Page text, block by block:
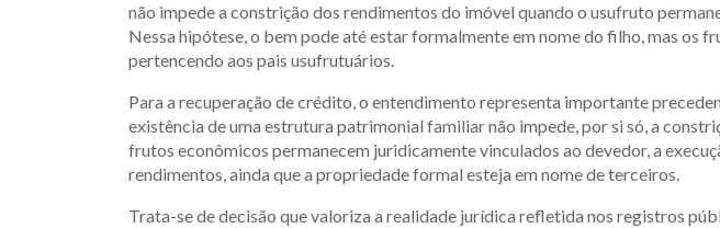
não impede a constrição dos rendimentos do imóvel quando o usufruto
Nessa hipótese, o bem pode até estar formalmente em nome do filho, mas os
pertencendo aos pais usufrutuários.
Para a recuperação de crédito, o entendimento representa importante
existência de uma estrutura patrimonial familiar não impede, por si só, a
frutos econômicos permanecem juridicamente vinculados ao devedor, a
rendimentos, ainda que a propriedade formal esteja em nome de terceiros.
Trata-se de decisão que valoriza a realidade jurídica refletida nos registros